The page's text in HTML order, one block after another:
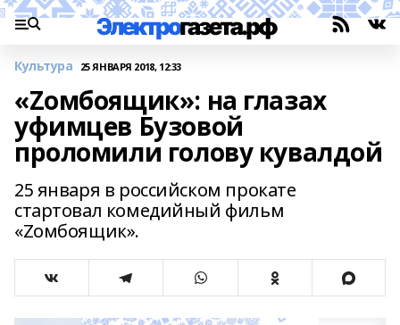
Культура 25 ЯНВАРЯ 2018, 12:33
«Zомбоящик»: на глазах
уфимцев Бузовой
проломили голову кувалдой
25 января в российском прокате
стартовал комедийный фильм
«Zомбоящик».